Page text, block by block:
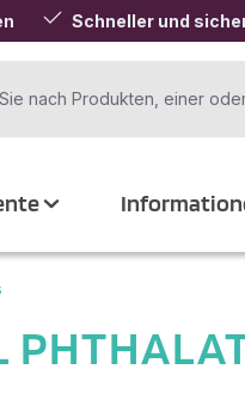
Schneller und